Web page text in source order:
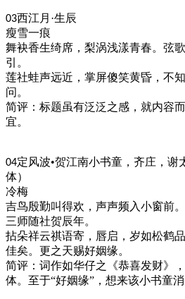
03西江月·生辰
瘦雪一痕
舞袂香生绮席，梨涡浅漾青春。弦
引。
莲社蛙声远近，掌屏傻笑黄昏，不
问。
简评：标题虽有泛泛之感，就内容
宜。
04定风波•贺江南小书童，齐庄，谢
体）
冷梅
吉鸟殷勤叫得欢，声声频入小窗前
三师随社贺辰年。
拈朵祥云祺语寄，唇启，岁如松鹤
佳矣。更之天赐好姻缘。
简评：词作如华仔之
《恭喜发财》
体。至于“好姻缘”，想来该小书童消